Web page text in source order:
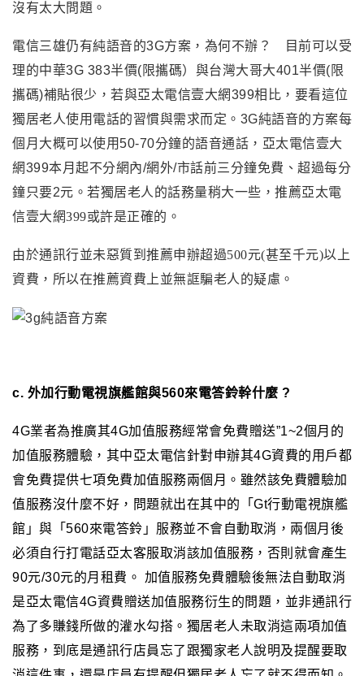
沒有太大問題。
電信三雄仍有純語音的3G方案 ， 為何不辦？ 目前可以受
理的中華3G 383半價(限攜碼）與台灣大哥大401半價(限
攜碼)補貼很少，若與亞太電信壹大網399相比，要看這位
獨居老人使用電話的習慣與需求而定 。 3G純語音的方案每
個月大概可以使用50-70分鐘的語音通話 ， 亞太電信壹大
網399本月起不分網內/網外/市話前三分鐘免費 、超過每分
鐘只要2元。 若獨居老人的話務量稍大一些，推薦亞太電
信壹大網399或許是正確的。
由於通訊行並未惡質到推薦申辦超過500元(甚至千元)以上
資費，所以在推薦資費上並無誆騙老人的疑慮。
c. 外加行動電視旗艦館與560來電答鈴幹什麼 ?
4G業者為推廣其4G加值服務經常會免費贈送”1~2個月的
加值服務體驗，其中亞太電信針對申辦其4G資費的用戶都
會免費提供七項免費加值服務兩個月。雖然該免費體驗加
值服務沒什麼不好，問題就出在其中的「Gt行動電視旗艦
館」與「560來電答鈴」服務並不會自動取消，兩個月後
必須自行打電話亞太客服取消該加值服務，否則就會產生
90元/30元的月租費。 加值服務免費體驗後無法自動取消
是亞太電信4G資費贈送加值服務衍生的問題，並非通訊行
為了多賺錢所做的灌水勾搭。獨居老人未取消這兩項加值
服務，到底是通訊行店員忘了跟獨家老人說明及提醒要取